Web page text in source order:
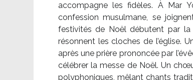
accompagne les fidèles. À Mar
confession musulmane, se
festivités de Noël débutent par la
résonnent les cloches de l’église.
après une prière prononcée par
célébrer la messe de Noël. Un
polyphoniques, mêlant chants